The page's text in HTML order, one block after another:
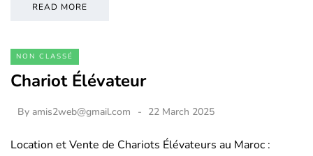
READ MORE
NON CLASSÉ
Chariot Élévateur
By amis2web@gmail.com 22 March 2025
Location et Vente de Chariots Élévateurs au Maroc :